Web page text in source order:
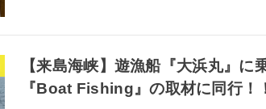
【来島海峡】遊漁船『大浜丸』に
『Boat Fishing』の取材に同行！